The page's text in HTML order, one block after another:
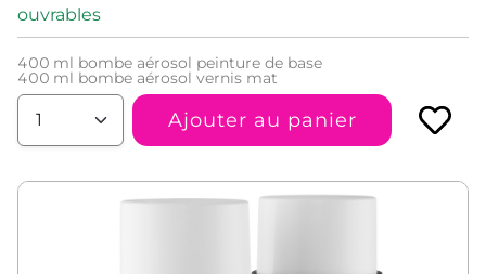
ouvrables
400 ml bombe aérosol peinture de base
400 ml bombe aérosol vernis mat
Ajouter au panier